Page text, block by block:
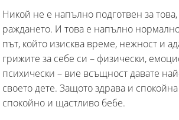
Никой не е напълно подготвен за
раждането. И това е напълно
път, който изисква време, нежност и
грижите за себе си – физически,
психически – вие всъщност давате
своето дете. Защото здрава и
спокойно и щастливо бебе.